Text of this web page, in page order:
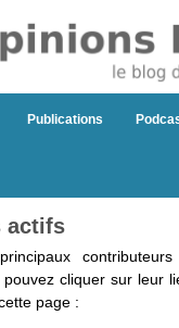
Publications
actifs
pouvez cliquer sur leur
page :